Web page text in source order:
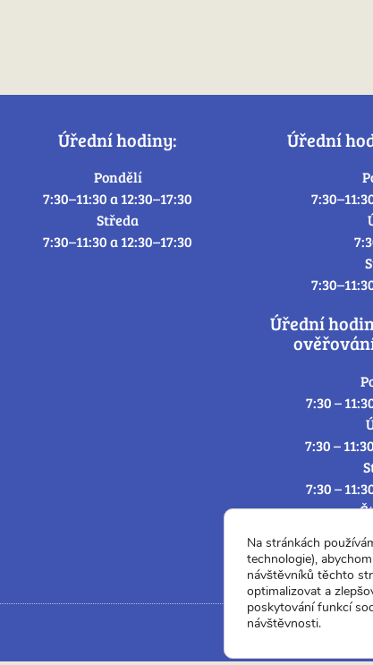
Úřední hodiny:
Pondělí
7:30–11:30 a 12:30–17:30
Středa
7:30–11:30 a 12:30–17:30
Úřední
Úřední
7:30 –
7:30 –
7:30 –
Na stránkách
technologie),
návštěvníků těchto
optimalizovat a
poskytování funkcí
návštěvnosti.